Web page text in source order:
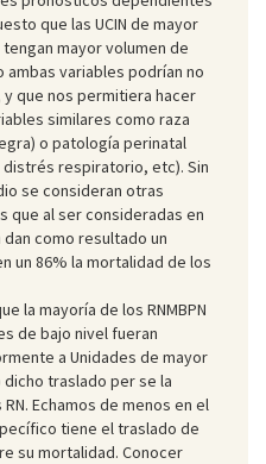
que las UCIN de mayor
mayor volumen de
variables podrían no
que nos permitiera hacer
similares como raza
o patología perinatal
respiratorio, etc). Sin
se consideran otras
que al ser consideradas en
como resultado un
un 86% la mortalidad de los
la mayoría de los RNMBPN
de bajo nivel fueran
a Unidades de mayor
traslado per se la
Echamos de menos en el
tiene el traslado de
su mortalidad. Conocer